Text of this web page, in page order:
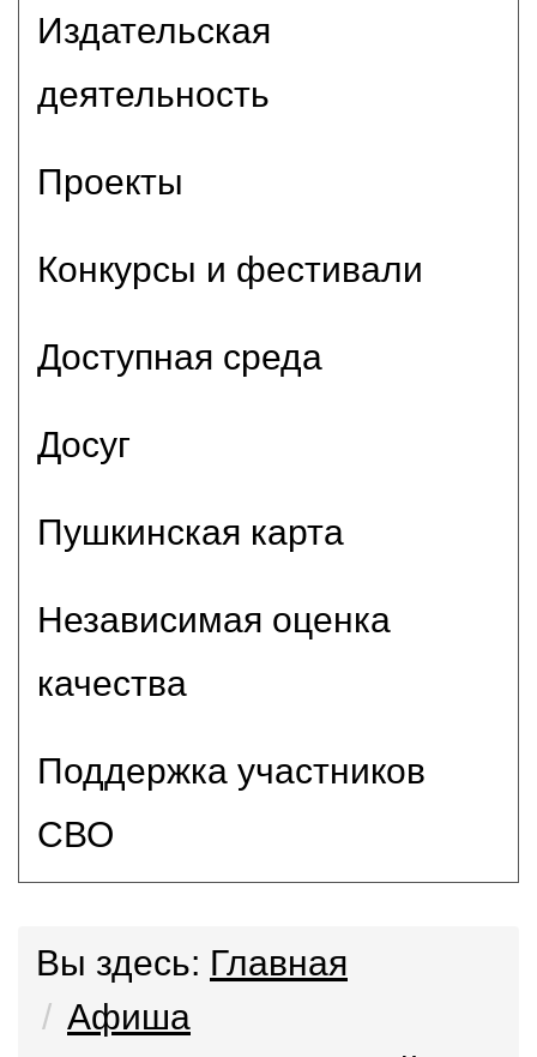
Издательская
деятельность
Проекты
Конкурсы и фестивали
Доступная среда
Досуг
Пушкинская карта
Независимая оценка
качества
Поддержка участников
СВО
Вы здесь: Главная
Афиша